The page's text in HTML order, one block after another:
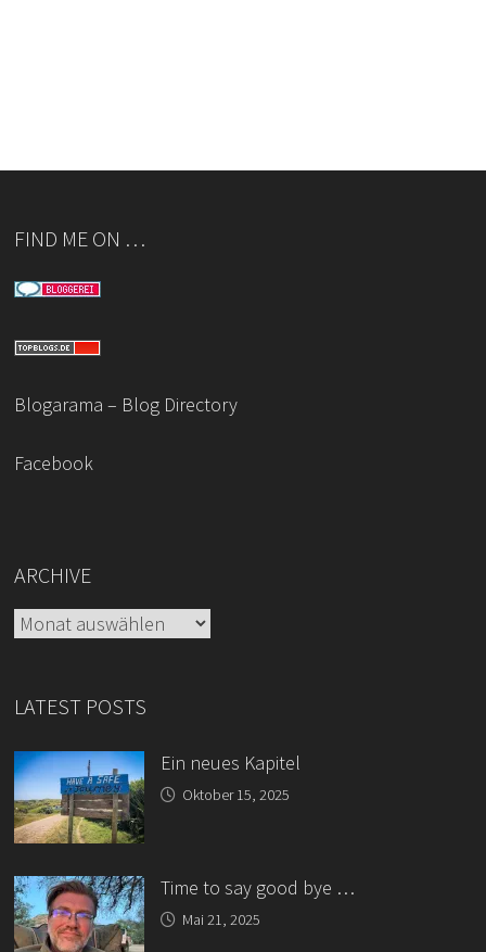
FIND ME ON …
Blogarama – Blog Directory
Facebook
ARCHIVE
LATEST POSTS
Ein neues Kapitel
Oktober 15, 2025
Time to say good bye …
Mai 21, 2025